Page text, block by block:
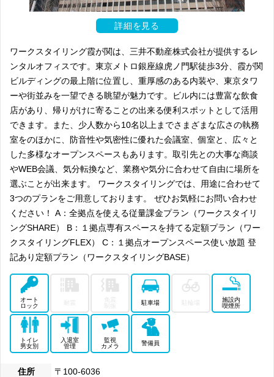
エリア内の有名はオフィスビルとしては、2014年に開業した新たな東
京のランドマークとしても知られる「虎ノ門ヒルズ」があげられます。
「森タワー」、「ビジネスタワー」、「レジデンシャルタワー」といっ
成され、現在は虎ノ門ヒルズ駅に直結する「ステーションタワー」も建
設中です。ステーションタワーは、基準階約1000坪のオフィスフロア
や、広場一体型の商業施設、ホテルに加え、フォーラムやギャラリーな
どビジネスイベントも行える施設も入った、まさにビジネス・イノベー
ションの発信拠点となることが期待されます。
日本の政治・経済を動かすエリアとして栄える「虎ノ門」。虎ノ門ヒル
ズ、東京ミッドタウンなど、東京都内でも屈指のオフィスビルが数多く
建ち並び、交通の利便性も抜群です。電車や各空港へのリムジンバス移
動に限らず、近年では環状2号線の建設が進んでいることで自動車での
アクセスもより便利になっています。虎ノ門エリアの新たなハブとし
て、虎ノ門ヒルズのステーションタワーの開発も進められています。さ
らに多くの人流・物流を生み出していくことが期待される「虎ノ門」で
レンタルオフィスを探してみてはいかがでしょうか？
詳細を見る
ワークスタイリング霞が関は、三井不動産株式会社が提供するレ
ンタルオフィスです。東京メトロ銀座線虎ノ門駅徒歩3分、霞が関
ビルディングの最上階に位置し、重厚感のある内装や、東京タワ
ーや街並みを一望できる眺望が魅力です。ビル内には豊富な飲食
店があり、帰りがけに寄ることの出来る便利スポットとして活用
できます。また、少人数から10名以上までさまざまな広さの執務
室をのほかに、防音性や気密性に優れた会議室、個室と、広々と
した多様なオープンスペースもあります。取引先との大事な商談
やWEB会議、気分転換など、業務や気分に合わせて自由に場所を
選ぶことが出来ます。 ワークスタイリングでは、用途に合わせて
3つのプランをご用意しております。 ぜひお気軽にお問い合わせ
ください！ A：全拠点を使える従量課金プラン（ワークスタイリ
ングSHARE） B：１拠点専有スペースを持てる定額プラン（ワー
クスタイリングFLEX） C：１拠点オープンスペース使い放題 登
記あり定額プラン（ワークスタイリングBASE）
オート
ロック
駐車場
施設内
喫煙所
トイレ
男女別
入退室
管理
監視
カメラ
警備員
住所
〒100-6036